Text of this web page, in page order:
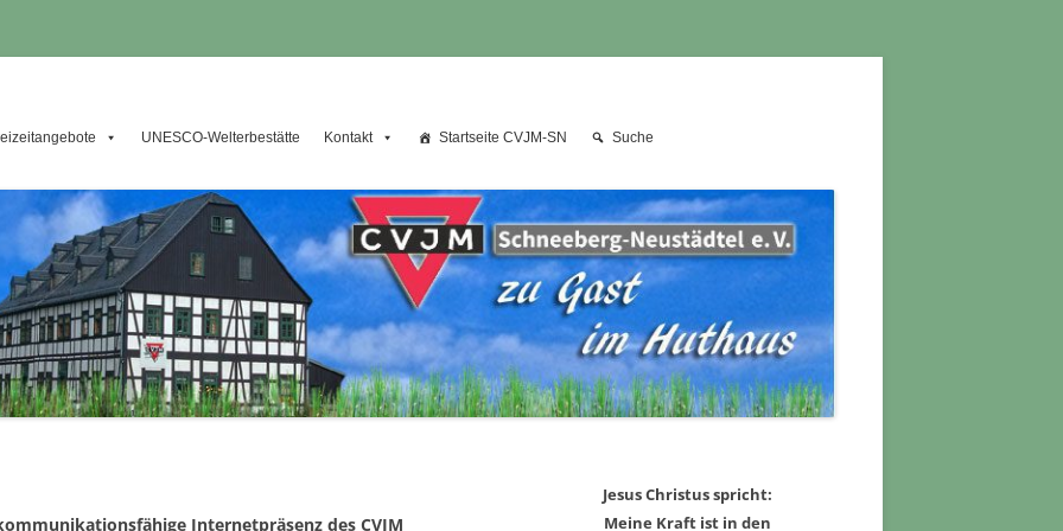
UNESCO-Welterbestätte Kontakt Startseite CVJM-SN Suche
Internetpräsenz des CVJM
Jesus Christus spricht:
Meine Kraft ist in den